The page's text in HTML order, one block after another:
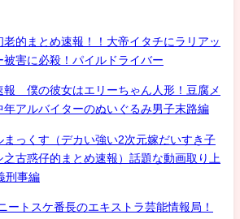
的まとめ速報！！大帝イタチにラリアッ
被害に必殺！パイルドライバー
報 僕の彼女はエリーちゃん人形！豆腐メ
年アルバイターのぬいぐるみ男子末路編
まっくす（デカい強い2次元嫁だいすき子
古惑仔的まとめ速報）話題な動画取り上
刑事編
ートスケ番長のエキストラ芸能情報局！